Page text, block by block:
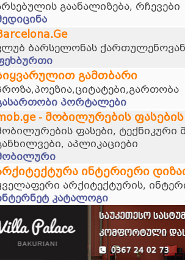
გაანალიზება, რჩევები
ბარსელონას
გამთბარი
პორტალები
- მობილურების
ფასები, ტექნიკური
აპლიკაციები
ინტერიერი
არქიტექტურის,
კატალოგი